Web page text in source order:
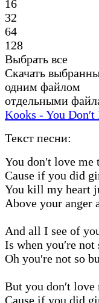
16
32
64
128
Выбрать все
Скачать
одним файлом
отдельными
Kooks - You
Текст песни:
You don′t love
Cause if you did
You kill my heart
Above your anger
And all I see of
Is when you′re not
Oh you′re not so
But you don′t
Cause if you did